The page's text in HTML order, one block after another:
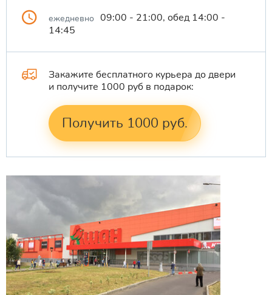
ежедневно 09:00 - 21:00, обед 14:00 -
14:45
Закажите бесплатного курьера до двери
и получите 1000 руб в подарок:
Получить 1000 руб.